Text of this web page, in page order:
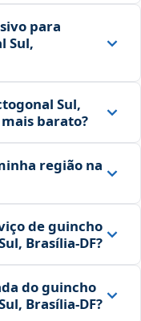
para
Sul,
Sul,
barato?
região na
de guincho
Brasília‑DF?
do guincho
Brasília‑DF?